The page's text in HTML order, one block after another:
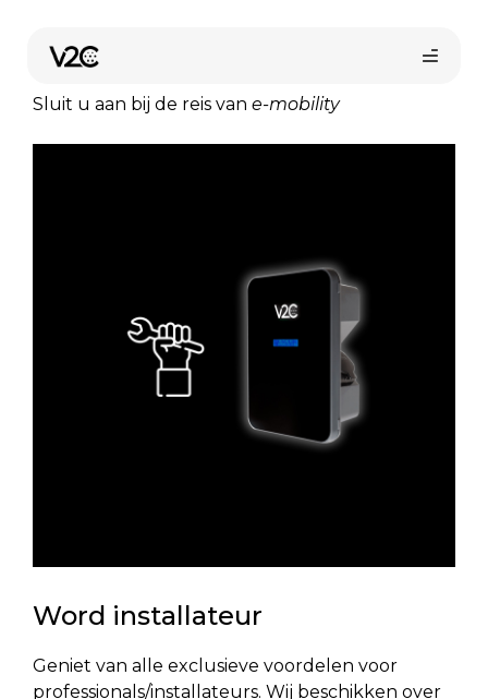
Gebied voor professionals
Sluit u aan bij de reis van e-mobility
Word installateur
Geniet van alle exclusieve voordelen voor
professionals/installateurs. Wij beschikken over